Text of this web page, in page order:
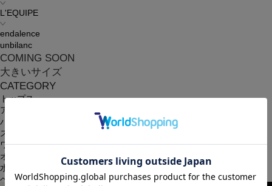
L'EQUIPE
endalence
unbilanc
COMING SOON
大きいサイズ
CATEGORY
トップス
アウター
パンツ
スカート
ワンピース
オールインワン・サロペット
水着
ヘッドウェア